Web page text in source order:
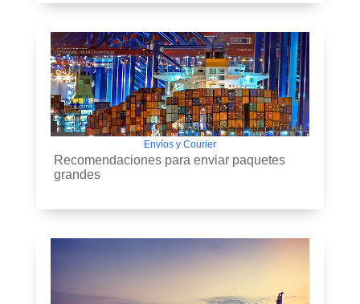
Envíos y Courier
Recomendaciones para enviar paquetes
grandes